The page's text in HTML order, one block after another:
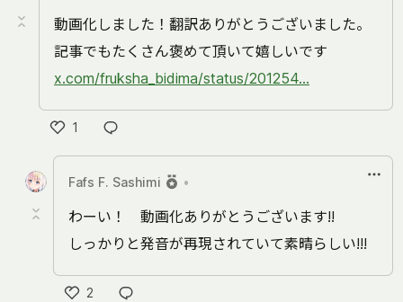
動画化しました！翻訳ありがとうございました。
記事でもたくさん褒めて頂いて嬉しいです
x.com/fruksha_bidima/status/201254...
1
Like
Fafs F. Sashimi
•
わーい！ 動画化ありがとうございます!!
しっかりと発音が再現されていて素晴らしい!!!
2